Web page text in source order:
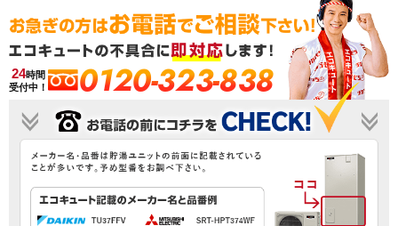
24時間
受付中！
0120-323-838